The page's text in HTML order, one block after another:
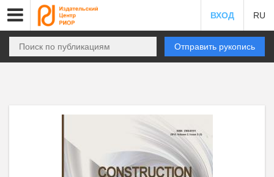
ВХОД RU
Отправить рукопись